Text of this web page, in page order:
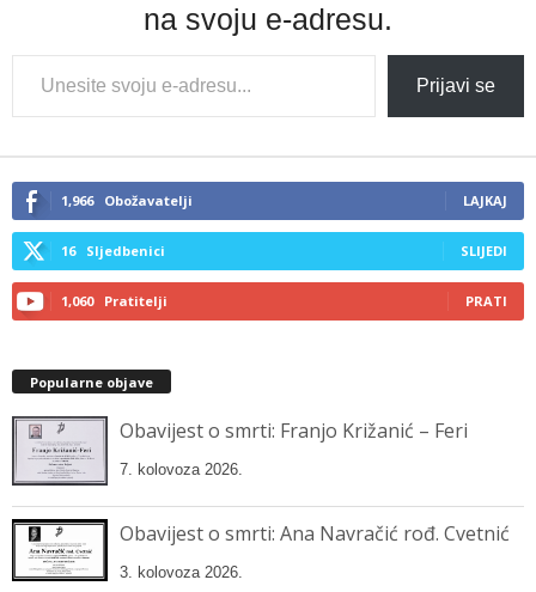
na svoju e-adresu.
Type
your
email…
Prijavi se
1,966 Obožavatelji LAJKAJ
16 Sljedbenici SLIJEDI
1,060 Pratitelji PRATI
Popularne objave
Obavijest o smrti: Franjo Križanić – Feri
7. kolovoza 2026.
Obavijest o smrti: Ana Navračić rođ. Cvetnić
3. kolovoza 2026.